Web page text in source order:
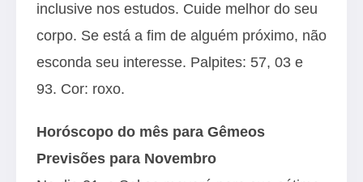
inclusive nos estudos. Cuide melhor do seu
corpo. Se está a fim de alguém próximo, não
esconda seu interesse. Palpites: 57, 03 e
93. Cor: roxo.
Horóscopo do mês para Gêmeos
Previsões para Novembro